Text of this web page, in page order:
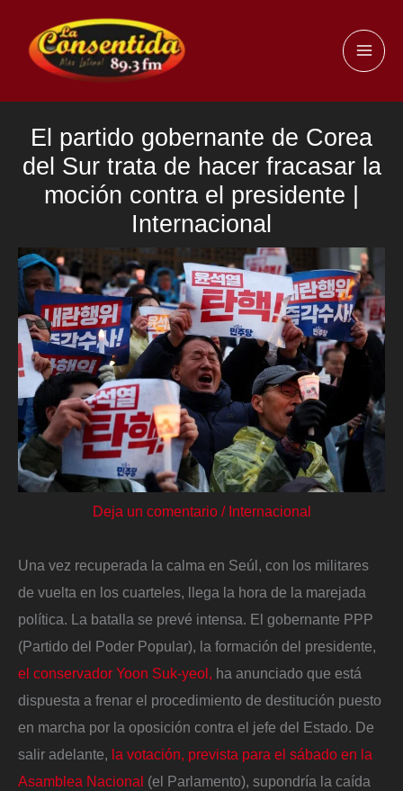
contenido
El partido gobernante de Corea
del Sur trata de hacer fracasar la
moción contra el presidente |
Internacional
Deja un comentario / Internacional
Una vez recuperada la calma en Seúl, con los militares
de vuelta en los cuarteles, llega la hora de la marejada
política. La batalla se prevé intensa. El gobernante PPP
(Partido del Poder Popular), la formación del presidente,
el conservador Yoon Suk-yeol, ha anunciado que está
dispuesta a frenar el procedimiento de destitución puesto
en marcha por la oposición contra el jefe del Estado. De
salir adelante, la votación, prevista para el sábado en la
Asamblea Nacional (el Parlamento), supondría la caída